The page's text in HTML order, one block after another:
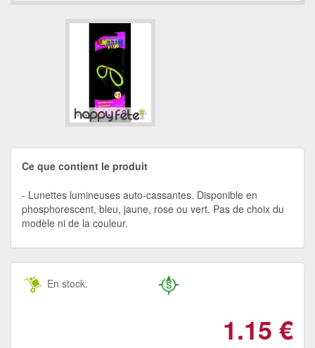
Ce que contient le produit
Lunettes lumineuses auto-cassantes. Disponible en
phosphorescent, bleu, jaune, rose ou vert. Pas de choix du
modèle ni de la couleur.
En stock.
1.15 €